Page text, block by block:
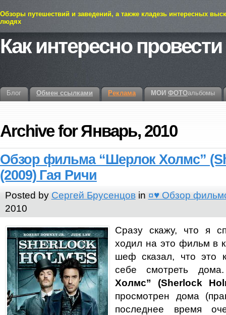
Обзоры путешествий и заведений, а также кладезь интересных
людях
Как интересно
Блог Обмен ссылками Реклама МОИ ФОТОальбомы
Archive for Январь, 2010
Обзор фильма “Шерлок Холмс”
(2009) Гая Ричи
Posted by Сергей Брусенцовin ¤♥ Обзор
2010
Сразу скажу, что я
ходил на это фильм в
шеф сказал, что это
себе смотреть
Холмс” (Sherlock
просмотрен дома
последнее время